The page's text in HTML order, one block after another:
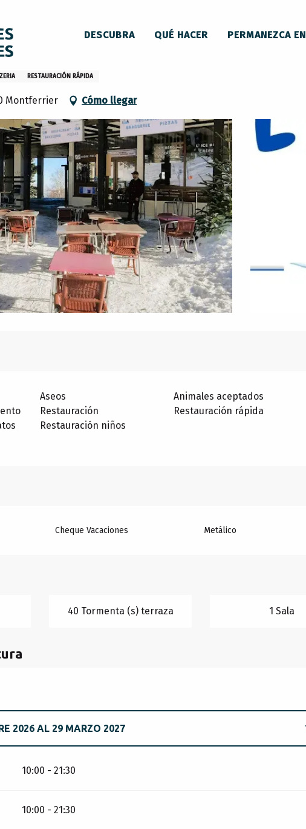
DESCUBRA QUÉ HACER PERMANEZCA EN
RESTAURACIÓN RÁPIDA
Montferrier Cómo llegar
Aseos
Animales aceptados
Restauración
Restauración rápida
Restauración niños
Cheque Vacaciones Metálico
40 Tormenta (s) terraza 1 Sala
2026AL 29 MARZO 2027
10:00 - 21:30
10:00 - 21:30